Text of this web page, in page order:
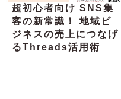
超初心者向け SNS集
客の新常識！ 地域ビ
ジネスの売上につなげ
るThreads活用術